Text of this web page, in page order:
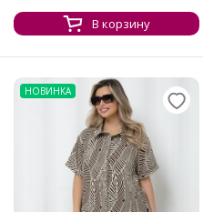
В корзину
НОВИНКА